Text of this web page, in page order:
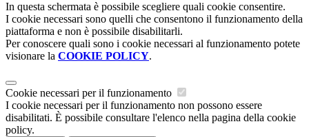
In questa schermata è possibile scegliere quali cookie consentire.
I cookie necessari sono quelli che consentono il funzionamento della
piattaforma e non è possibile disabilitarli.
Per conoscere quali sono i cookie necessari al funzionamento potete
visionare la COOKIE POLICY.
Cookie necessari per il funzionamento
I cookie necessari per il funzionamento non possono essere
disabilitati. È possibile consultare l'elenco nella pagina della cookie
policy.